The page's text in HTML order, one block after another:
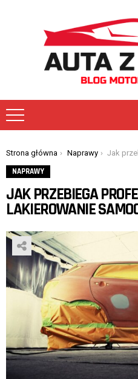
You are here:
Strona główna Naprawy Jak przebiega
NAPRAWY
JAK PRZEBIEGA
LAKIEROWANIE